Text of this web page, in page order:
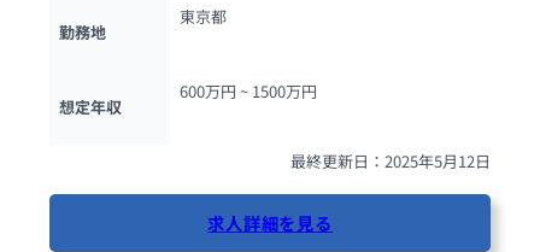
勤務地
東京都
想定年収
600万円 ~ 1500万円
最終更新日：2025年5月12日
求人詳細を見る